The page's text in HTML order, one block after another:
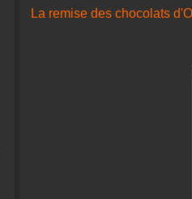
La remise des chocolats